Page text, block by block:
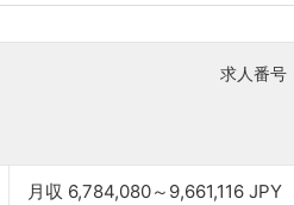
求人番
月収 6,784,080～9,661,116 JPY